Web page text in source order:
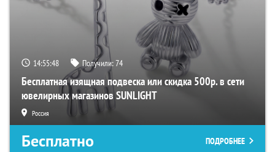
14:55:47 Получили:74
Бесплатная изящная подвеска или скидка 500р. в сети
ювелирных магазинов SUNLIGHT
Россия
Бесплатно ПОДРОБНЕЕ